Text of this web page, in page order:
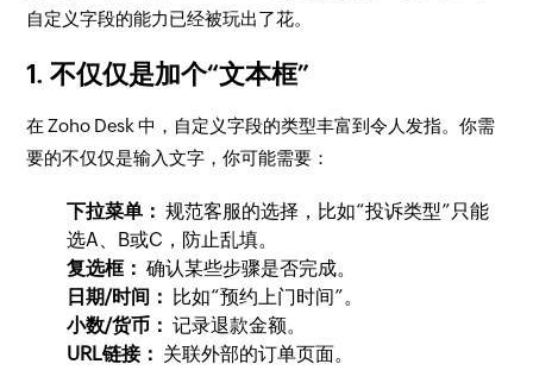
自定义字段的能力已经被玩出了花。
1. 不仅仅是加个“文本框”
在 Zoho Desk 中，自定义字段的类型丰富到令人发指。你需
要的不仅仅是输入文字，你可能需要：
下拉菜单： 规范客服的选择，比如“投诉类型”只能
选A、B或C，防止乱填。
复选框： 确认某些步骤是否完成。
日期/时间： 比如“预约上门时间”。
小数/货币： 记录退款金额。
URL链接： 关联外部的订单页面。